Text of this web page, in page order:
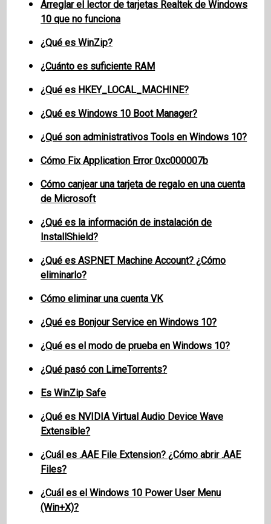
Arreglar el lector de tarjetas Realtek de Windows
10 que no funciona
¿Qué es WinZip?
¿Cuánto es suficiente RAM
¿Qué es HKEY_LOCAL_MACHINE?
¿Qué es Windows 10 Boot Manager?
¿Qué son administrativos Tools en Windows 10?
Cómo Fix Application Error 0xc000007b
Cómo canjear una tarjeta de regalo en una cuenta
de Microsoft
¿Qué es la información de instalación de
InstallShield?
¿Qué es ASP.NET Machine Account? ¿Cómo
eliminarlo?
Cómo eliminar una cuenta VK
¿Qué es Bonjour Service en Windows 10?
¿Qué es el modo de prueba en Windows 10?
¿Qué pasó con LimeTorrents?
Es WinZip Safe
¿Qué es NVIDIA Virtual Audio Device Wave
Extensible?
¿Cuál es .AAE File Extension? ¿Cómo abrir .AAE
Files?
¿Cuál es el Windows 10 Power User Menu
(Win+X)?